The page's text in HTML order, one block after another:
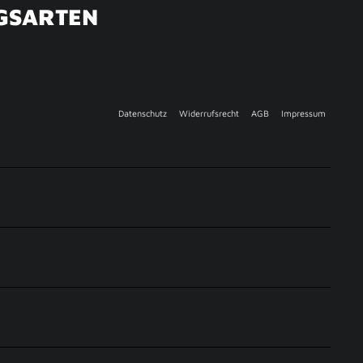
Powered byDESIGN.intersaxonia.
Datenschutz Widerrufsrecht AGB Impressum